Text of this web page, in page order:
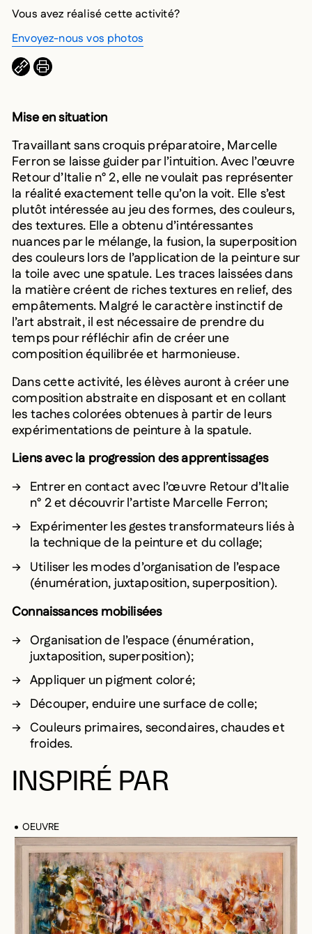
Vous avez réalisé cette activité?
Envoyez-nous vos photos
COPIER L’URL DANS LE PRESSE-PAPIERS
IMPRIMER
Mise en situation
Travaillant sans croquis préparatoire, Marcelle
Ferron se laisse guider par l’intuition. Avec l’œuvre
Retour d’Italie n° 2, elle ne voulait pas représenter
la réalité exactement telle qu’on la voit. Elle s’est
plutôt intéressée au jeu des formes, des couleurs,
des textures. Elle a obtenu d’intéressantes
nuances par le mélange, la fusion, la superposition
des couleurs lors de l’application de la peinture sur
la toile avec une spatule. Les traces laissées dans
la matière créent de riches textures en relief, des
empâtements. Malgré le caractère instinctif de
l’art abstrait, il est nécessaire de prendre du
temps pour réfléchir afin de créer une
composition équilibrée et harmonieuse.
Dans cette activité, les élèves auront à créer une
composition abstraite en disposant et en collant
les taches colorées obtenues à partir de leurs
expérimentations de peinture à la spatule.
Liens avec la progression des apprentissages
Entrer en contact avec l’œuvre Retour d’Italie
n° 2 et découvrir l’artiste Marcelle Ferron;
Expérimenter les gestes transformateurs liés à
la technique de la peinture et du collage;
Utiliser les modes d’organisation de l’espace
(énumération, juxtaposition, superposition).
Connaissances mobilisées
Organisation de l’espace (énumération,
juxtaposition, superposition);
Appliquer un pigment coloré;
Découper, enduire une surface de colle;
Couleurs primaires, secondaires, chaudes et
froides.
INSPIRÉ PAR
OEUVRE